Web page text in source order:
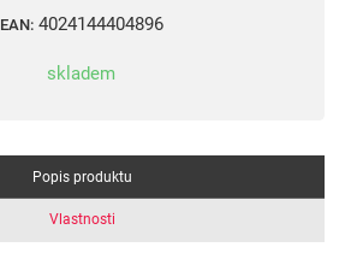
EAN: 4024144404896
skladem
Popis produktu
Vlastnosti